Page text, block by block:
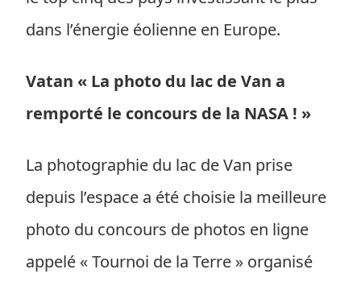
dans l’énergie éolienne en Europe.
Vatan « La photo du lac de Van a
remporté le concours de la NASA ! »
La photographie du lac de Van prise
depuis l’espace a été choisie la meilleure
photo du concours de photos en ligne
appelé « Tournoi de la Terre » organisé